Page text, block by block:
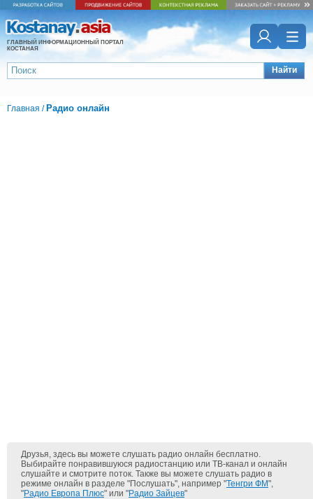
ГЛАВНЫЙ ИНФОРМАЦИОННЫЙ ПОРТАЛ
КОСТАНАЯ
Найти
Главная / Радио онлайн
Друзья, здесь вы можете слушать радио онлайн бесплатно.
Выбирайте понравившуюся радиостанцию или ТВ-канал и онлайн
слушайте и смотрите поток. Также вы можете слушать радио в
режиме онлайн в разделе "Послушать", например "Тенгри ФМ",
"Радио Европа Плюс" или "Радио Зайцев"